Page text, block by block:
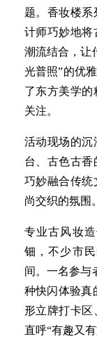
题。香妆楼系
计师巧妙地将
潮流结合，让
光普照”的优
了东方美学的
关注。
活动现场的沉
台、古色古
巧妙融合传统
尚交织的氛围。
专业古风妆
钿，不少市
间。一名参与
种快闪体验真
形立牌打卡区
直呼“有趣又有